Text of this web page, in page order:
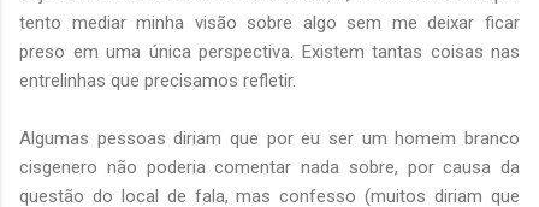
tento mediar minha visão sobre algo sem me deixar ficar
preso em uma única perspectiva. Existem tantas coisas nas
entrelinhas que precisamos refletir.
Algumas pessoas diriam que por eu ser um homem branco
cisgenero não poderia comentar nada sobre, por causa da
questão do local de fala, mas confesso (muitos diriam que